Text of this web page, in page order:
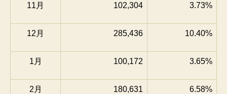
11月 102,304 3.73%
12月 285,436 10.40%
1月 100,172 3.65%
2月 180,631 6.58%